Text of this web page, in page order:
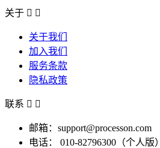
关于  
关于我们
加入我们
服务条款
隐私政策
联系  
邮箱：support@processon.com
电话：
010-82796300（个人版）